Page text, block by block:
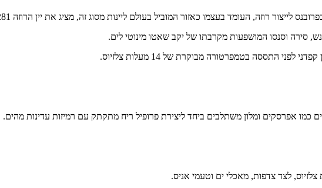
התססה בטמפרטורה מבוקרת של 14 מעלות צלזיוס.
כמו אפרסקים ומלון משתלבים ביחד ליצירת פרופיל ריח מתקתק עם רמיזות עדינות מהים.